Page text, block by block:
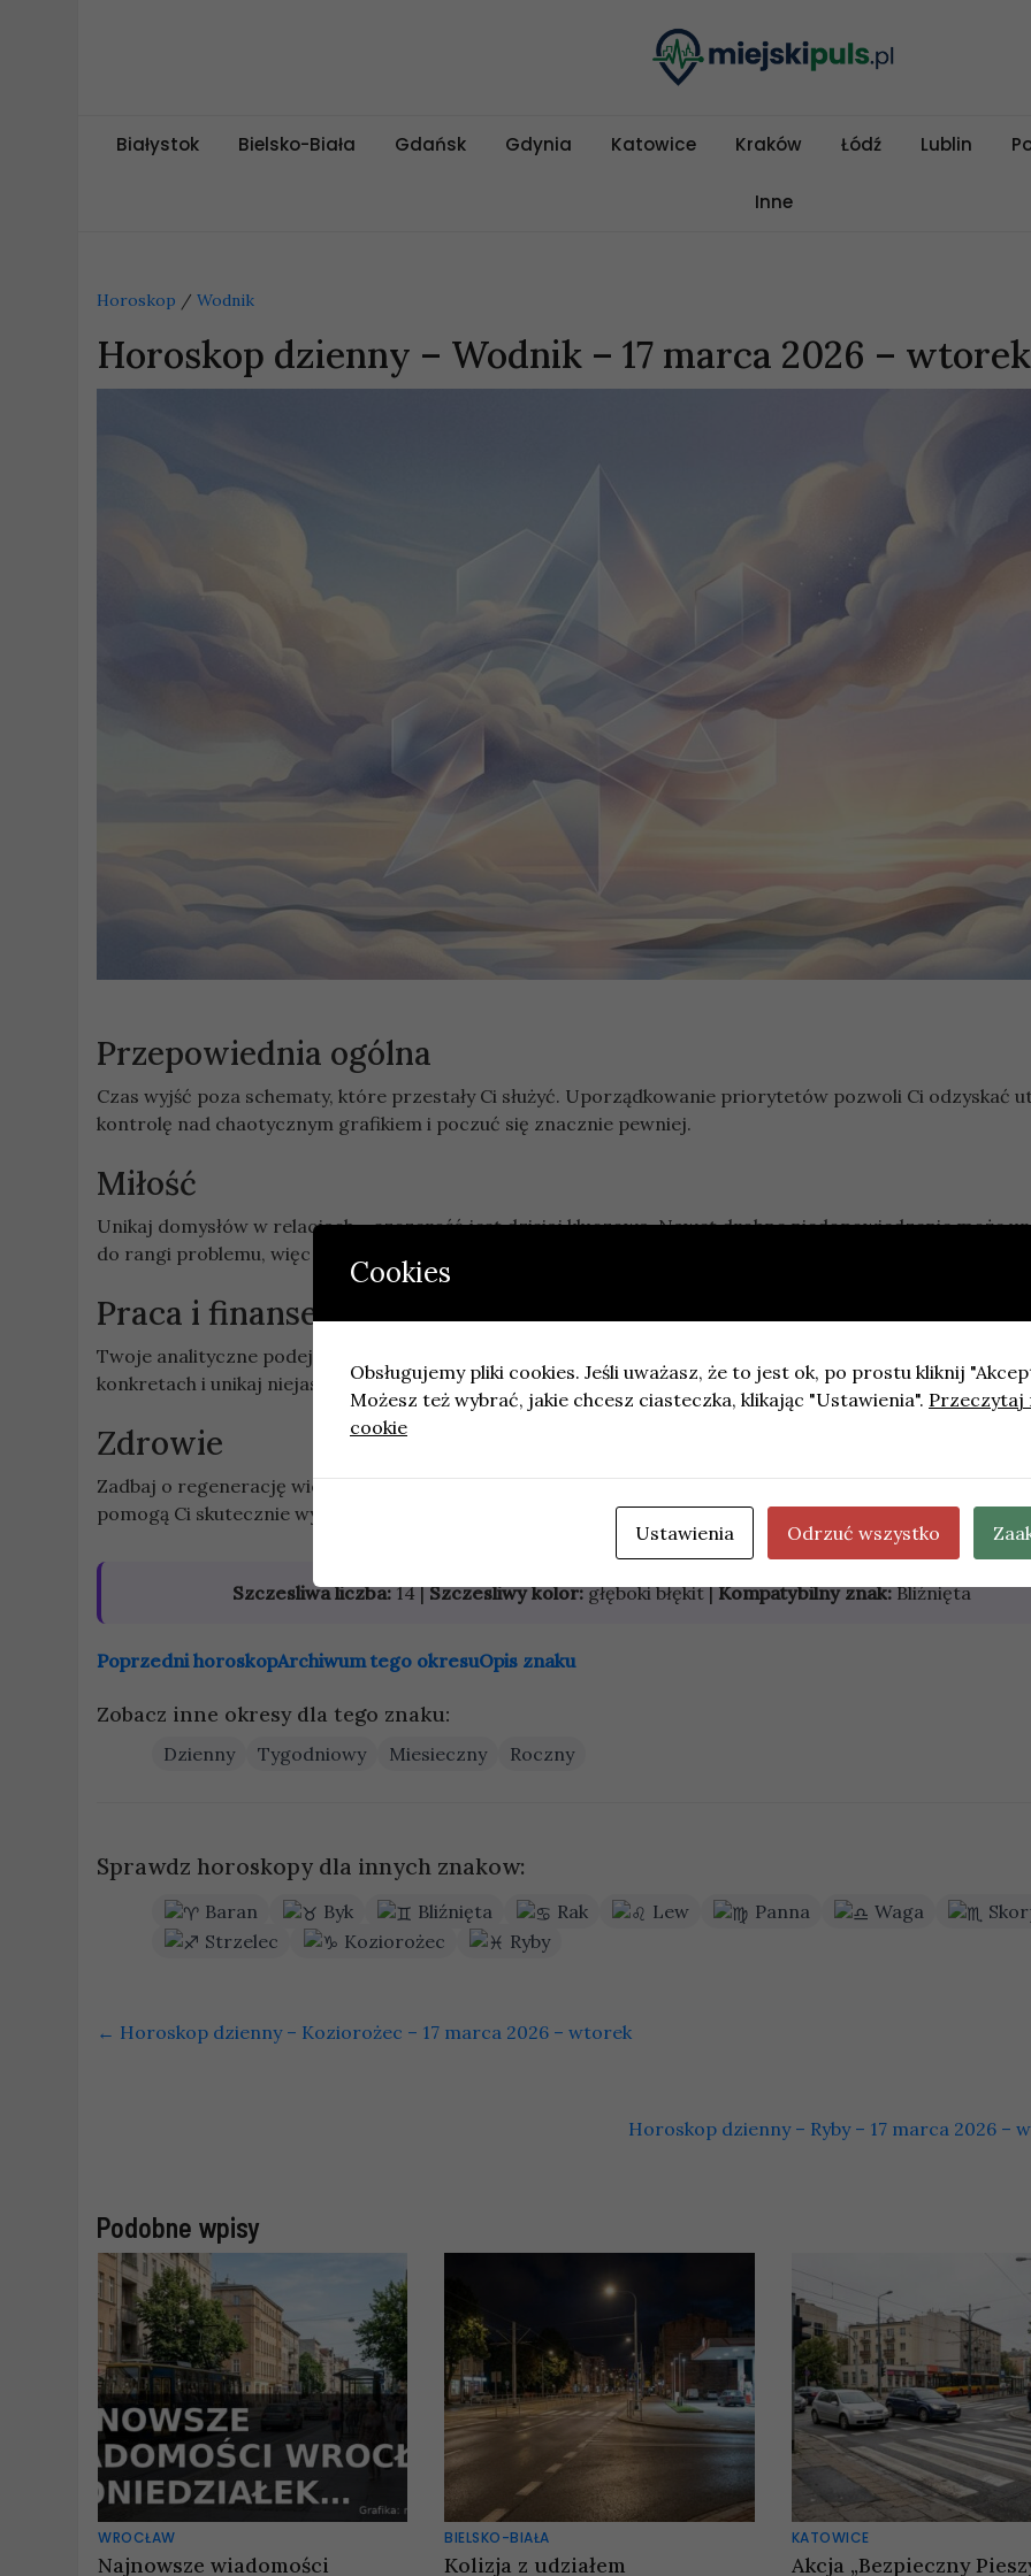
miejskipuls.pl
Białystok Bielsko-Biała Gdańsk Gdynia Katowice Kraków Łódź Lublin
Inne
Horoskop /Wodnik
Horoskop dzienny – Wodnik – 17 marca 2026 – wtorek
Przepowiednia ogólna
Czas wyjść poza schematy, które przestały Ci służyć. Uporządkowanie priorytetów pozwoli Ci odzyskać
kontrolę nad chaotycznym grafikiem i poczuć się znacznie pewniej.
Miłość
Unikaj domysłów w relacjach – szczerość jest dzisiaj kluczowa. Nawet drobne niedopowiedzenie może
do rangi problemu, więc lepiej od razu wyznacz granice, które ułatwią Wam współdziałanie.
Praca i finanse
Twoje analityczne podejście będzie dzisiaj Twoim atutem w sprawach finansowych. Skoncentruj się na
konkretach i unikaj niejasnych inwestycji – trzymaj się twardych danych i znanych sobie fundamentów.
Zdrowie
Zadbaj o regenerację wieczorem poprzez odcięcie się od cyfrowych bodźców. Lekki ruch i spokojny
pomogą Ci skutecznie wyciszyć emocje i przygotować organizm do zdrowego snu.
Szczesliwa liczba:14 |Szczesliwy kolor:głęboki błękit |Kompatybilny znak:Bliźnięta
Poprzedni horoskopArchiwum tego okresuOpis znaku
Zobacz inne okresy dla tego znaku:
Dzienny Tygodniowy Miesieczny Roczny
Sprawdz horoskopy dla innych znakow:
Baran Byk Bliźnięta Rak Lew Panna Waga
Strzelec
Koziorożec Ryby
← Horoskop dzienny – Koziorożec – 17 marca 2026 – wtorek
Horoskop dzienny – Ryby – 17 marca 2026 –
Podobne wpisy
WROCŁAW
Najnowsze wiadomości
BIELSKO-BIAŁA
Kolizja z udziałem
KATOWICE
Akcja „Bezpieczny
Cookies
Obsługujemy pliki cookies. Jeśli uważasz, że to jest ok, po prostu kliknij
Możesz też wybrać, jakie chcesz ciasteczka, klikając "Ustawienia". Przeczytaj
cookie
Ustawienia Odrzuć wszystko